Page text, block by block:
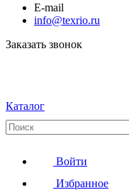
E-mail
info@texrio.ru
Заказать звонок
Каталог
Войти
Избранное